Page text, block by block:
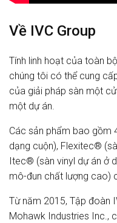
Về IVC Group
Tính linh hoạt của toàn
chúng tôi có thể cung
của giải pháp sàn một
một dự án.
Các sản phẩm bao gồm
dạng cuộn), Flexitec®
Itec® (sàn vinyl dự án ở
mô-đun chất lượng cao)
Từ năm 2015, Tập đoàn
Mohawk Industries Inc.,